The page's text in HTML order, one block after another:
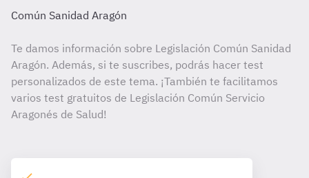
Común Sanidad Aragón
Te damos información sobre Legislación Común Sanidad
Aragón. Además, si te suscribes, podrás hacer test
personalizados de este tema. ¡También te facilitamos
varios test gratuitos de Legislación Común Servicio
Aragonés de Salud!